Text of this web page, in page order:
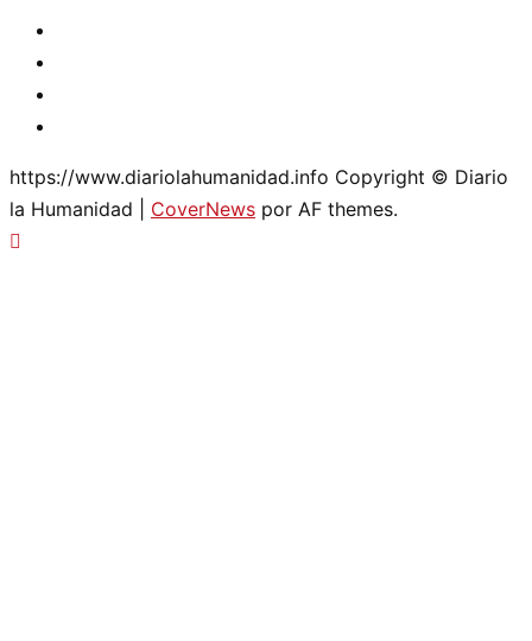
https://www.diariolahumanidad.info Copyright © Diario
la Humanidad
CoverNews por AF themes.